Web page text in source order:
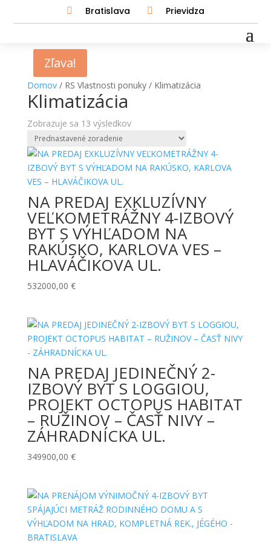
 Bratislava  Prievidza
Domov/ RS Vlastnosti ponuky / Klimatizácia
Klimatizácia
Zobrazuje sa 13 výsledkov
NA PREDAJ EXKLUZÍVNY
VEĽKOMETRÁŽNY 4-IZBOVÝ
BYT S VÝHĽADOM NA
RAKÚSKO, KARLOVA VES –
HLAVÁČIKOVA UL.
532000,00 €
NA PREDAJ JEDINEČNÝ 2-
IZBOVÝ BYT S LOGGIOU,
PROJEKT OCTOPUS HABITAT
– RUŽINOV – ČASŤ NIVY –
ZÁHRADNÍCKA UL.
349900,00 €
Zľava!